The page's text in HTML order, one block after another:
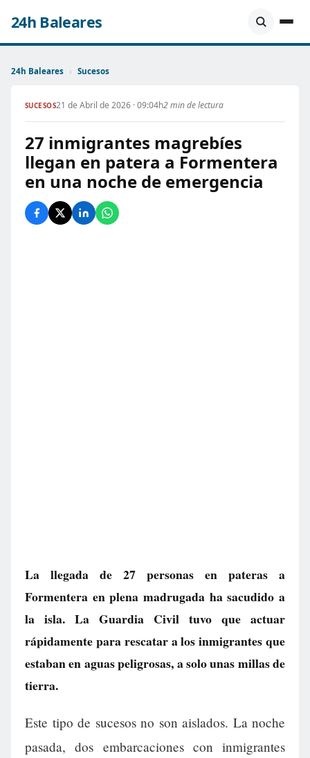
24h Baleares
24h Baleares › Sucesos
SUCESOS21 de Abril de 2026 · 09:04h2 min de lectura
27 inmigrantes magrebíes
llegan en patera a Formentera
en una noche de emergencia
La llegada de 27 personas en pateras a
Formentera en plena madrugada ha sacudido a
la isla. La Guardia Civil tuvo que actuar
rápidamente para rescatar a los inmigrantes que
estaban en aguas peligrosas, a solo unas millas de
tierra.
Este tipo de sucesos no son aislados. La noche
pasada, dos embarcaciones con inmigrantes